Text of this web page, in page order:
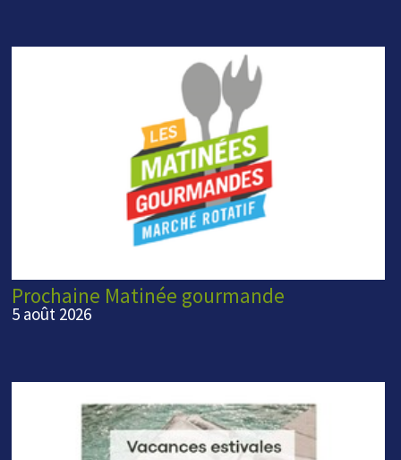
Prochaine Matinée gourmande
5 août 2026